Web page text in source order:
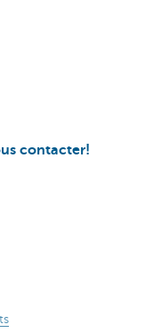
contacter!